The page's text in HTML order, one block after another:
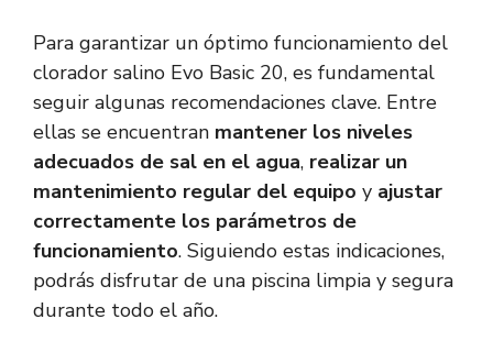
Para garantizar un óptimo funcionamiento del
clorador salino Evo Basic 20, es fundamental
seguir algunas recomendaciones clave. Entre
ellas se encuentran mantener los niveles
adecuados de sal en el agua, realizar un
mantenimiento regular del equipo y ajustar
correctamente los parámetros de
funcionamiento. Siguiendo estas indicaciones,
podrás disfrutar de una piscina limpia y segura
durante todo el año.